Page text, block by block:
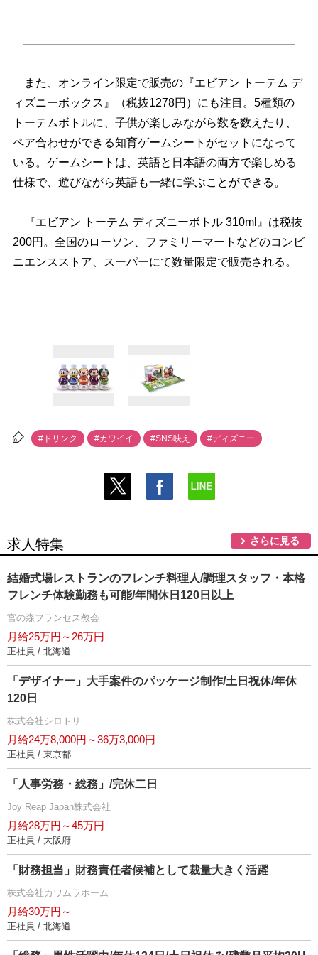
また、オンライン限定で販売の『エビアン トーテム デ
ィズニーボックス』（税抜1278円）にも注目。5種類の
トーテムボトルに、子供が楽しみながら数を数えたり、
ペア合わせができる知育ゲームシートがセットになって
いる。ゲームシートは、英語と日本語の両方で楽しめる
仕様で、遊びながら英語も一緒に学ぶことができる。
『エビアン トーテム ディズニーボトル 310ml』は税抜
200円。全国のローソン、ファミリーマートなどのコンビ
ニエンスストア、スーパーにて数量限定で販売される。
#ドリンク #カワイイ #SNS映え #ディズニー
求人特集 さらに見る
結婚式場レストランのフレンチ料理人/調理スタッフ・本格
フレンチ体験勤務も可能/年間休日120日以上
宮の森フランセス教会
月給25万円～26万円
正社員 / 北海道
「デザイナー」大手案件のパッケージ制作/土日祝休/年休
120日
株式会社シロトリ
月給24万8,000円～36万3,000円
正社員 / 東京都
「人事労務・総務」/完休二日
Joy Reap Japan株式会社
月給28万円～45万円
正社員 / 大阪府
「財務担当」財務責任者候補として裁量大きく活躍
株式会社カワムラホーム
月給30万円～
正社員 / 北海道